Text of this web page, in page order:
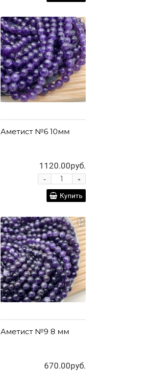
Аметист №6 10мм
1120.00руб.
+
-
Купить
Аметист №9 8 мм
670.00руб.